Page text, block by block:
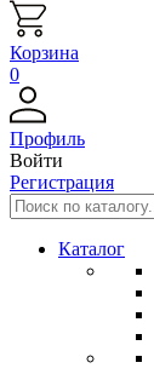
Корзина
0
Профиль
Войти
Регистрация
Каталог